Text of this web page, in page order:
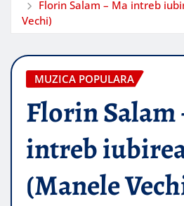
Florin Salam – Ma intreb
Vechi)
MUZICA POPULARA
Florin Salam
intreb
(Manele